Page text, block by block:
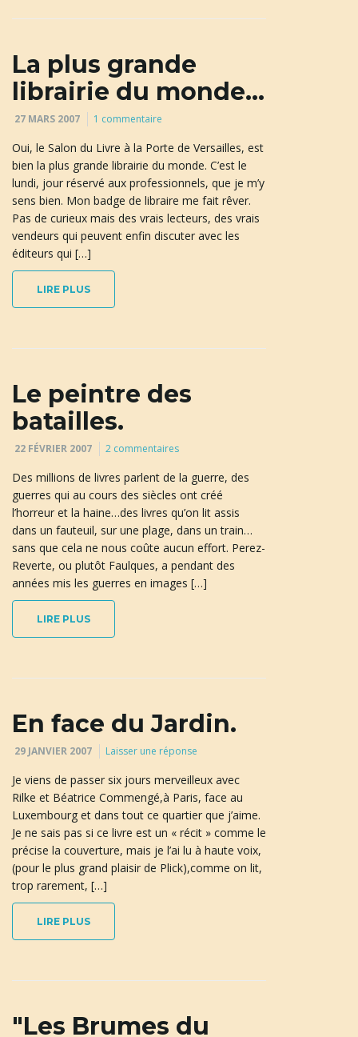
La plus grande
librairie du monde…
27 MARS 2007 1 commentaire
Oui, le Salon du Livre à la Porte de Versailles, est
bien la plus grande librairie du monde. C’est le
lundi, jour réservé aux professionnels, que je m’y
sens bien. Mon badge de libraire me fait rêver.
Pas de curieux mais des vrais lecteurs, des vrais
vendeurs qui peuvent enfin discuter avec les
éditeurs qui […]
LIRE PLUS
Le peintre des
batailles.
22 FÉVRIER 2007 2 commentaires
Des millions de livres parlent de la guerre, des
guerres qui au cours des siècles ont créé
l’horreur et la haine…des livres qu’on lit assis
dans un fauteuil, sur une plage, dans un train…
sans que cela ne nous coûte aucun effort. Perez-
Reverte, ou plutôt Faulques, a pendant des
années mis les guerres en images […]
LIRE PLUS
En face du Jardin.
29 JANVIER 2007 Laisser une réponse
Je viens de passer six jours merveilleux avec
Rilke et Béatrice Commengé,à Paris, face au
Luxembourg et dans tout ce quartier que j’aime.
Je ne sais pas si ce livre est un « récit » comme le
précise la couverture, mais je l’ai lu à haute voix,
(pour le plus grand plaisir de Plick),comme on lit,
trop rarement, […]
LIRE PLUS
"Les Brumes du